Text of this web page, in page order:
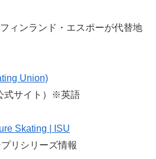
ンランド・エスポーが代替地
Union)
式サイト）※英語
Skating | ISU
リシリーズ情報